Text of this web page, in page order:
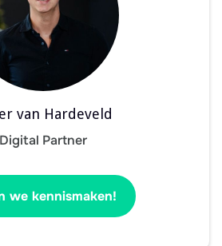
van Hardeveld
Digital Partner
we kennismaken!